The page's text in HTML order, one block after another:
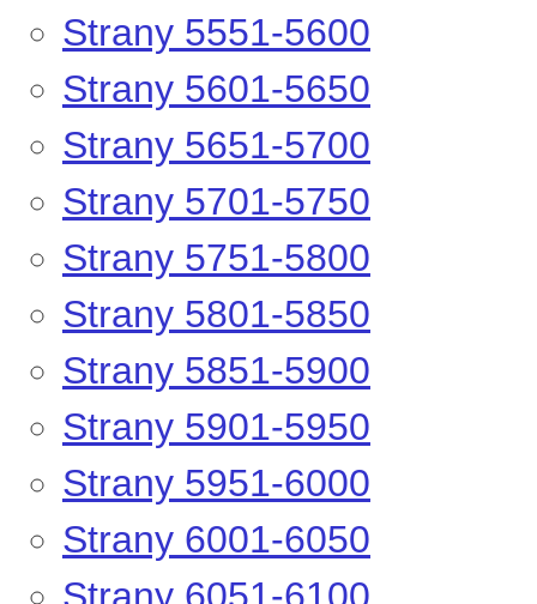
Strany 5551-5600
Strany 5601-5650
Strany 5651-5700
Strany 5701-5750
Strany 5751-5800
Strany 5801-5850
Strany 5851-5900
Strany 5901-5950
Strany 5951-6000
Strany 6001-6050